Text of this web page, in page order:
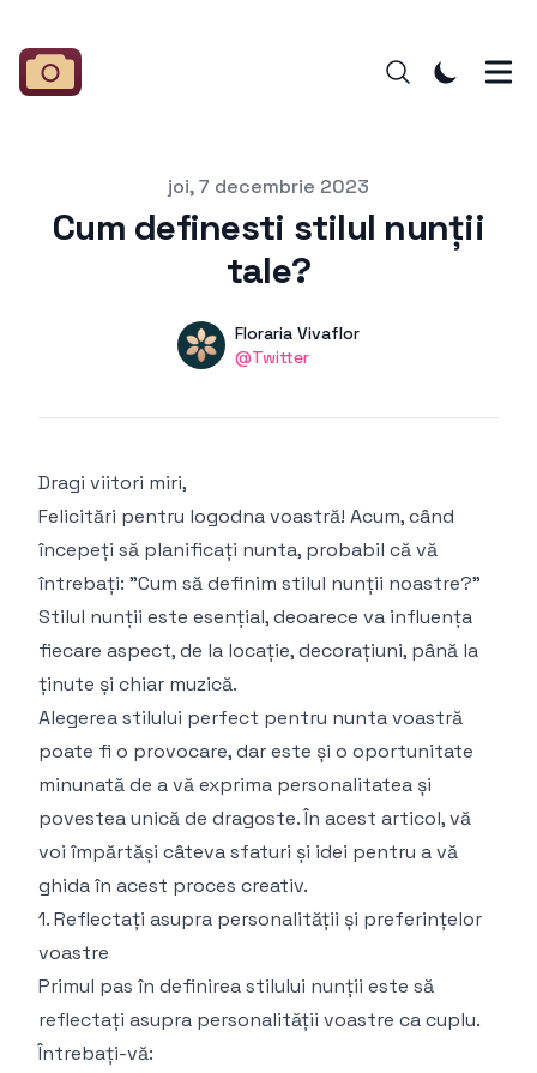
joi, 7 decembrie 2023
Cum definesti stilul nunții
tale?
Name
Floraria Vivaflor
Twitter
@Twitter
Dragi viitori miri,
Felicitări pentru logodna voastră! Acum, când
începeți să planificați nunta, probabil că vă
întrebați: "Cum să definim stilul nunții noastre?"
Stilul nunții este esențial, deoarece va influența
fiecare aspect, de la locație, decorațiuni, până la
ținute și chiar muzică.
Alegerea stilului perfect pentru nunta voastră
poate fi o provocare, dar este și o oportunitate
minunată de a vă exprima personalitatea și
povestea unică de dragoste. În acest articol, vă
voi împărtăși câteva sfaturi și idei pentru a vă
ghida în acest proces creativ.
1. Reflectați asupra personalității și preferințelor
voastre
Primul pas în definirea stilului nunții este să
reflectați asupra personalității voastre ca cuplu.
Întrebați-vă: